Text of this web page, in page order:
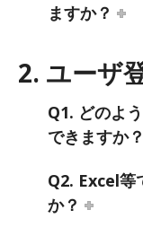
ますか？
2. ユーザ
Q1. どのよ
できますか？
Q2. Excel等
か？